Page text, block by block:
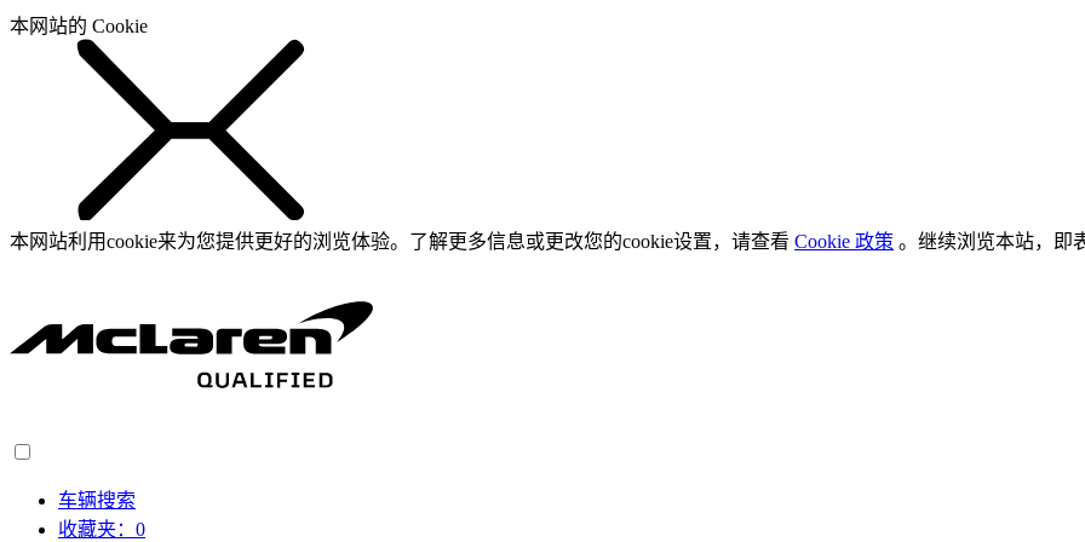
本网站的 Cookie
本网站利用cookie来为您提供更好的浏览体验。了解更多信息或更改您的cookie设置，请查看 Cookie 政策 。继续浏览本站，即
车辆搜索
收藏夹： 0